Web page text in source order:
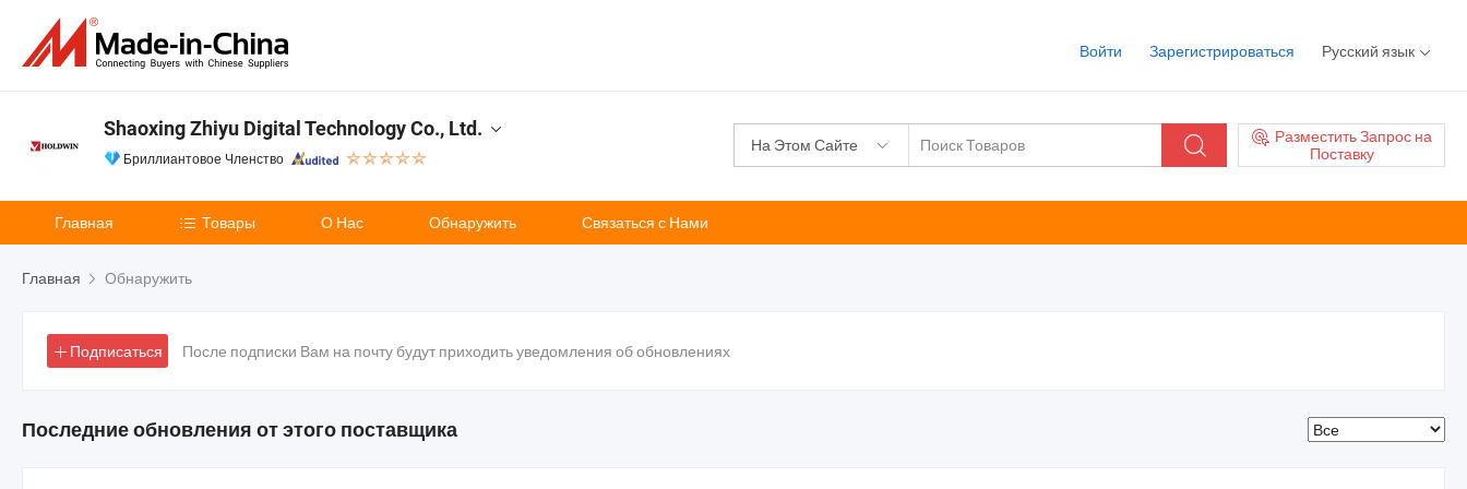
Войти Зарегистрироваться Русский язык
На Этом Сайте
Разместить Запрос на
Поставку
Shaoxing Zhiyu Digital Technology Co., Ltd.
Бриллиантовое Членство
Главная Товары О Нас Обнаружить Связаться с Нами
Главная Обнаружить
Подписаться После подписки Вам на почту будут приходить уведомления об обновлениях
Последние обновления от этого поставщика